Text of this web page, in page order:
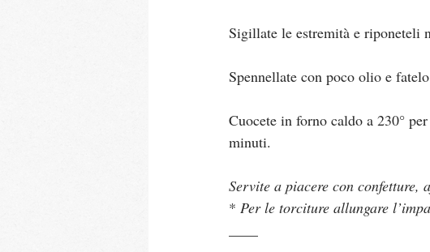
Sigillate le estremità e riponeteli
Spennellate con poco olio e
Cuocete in forno caldo a 230°
minuti.
Servite a piacere con confetture,
* Per le torciture allungare